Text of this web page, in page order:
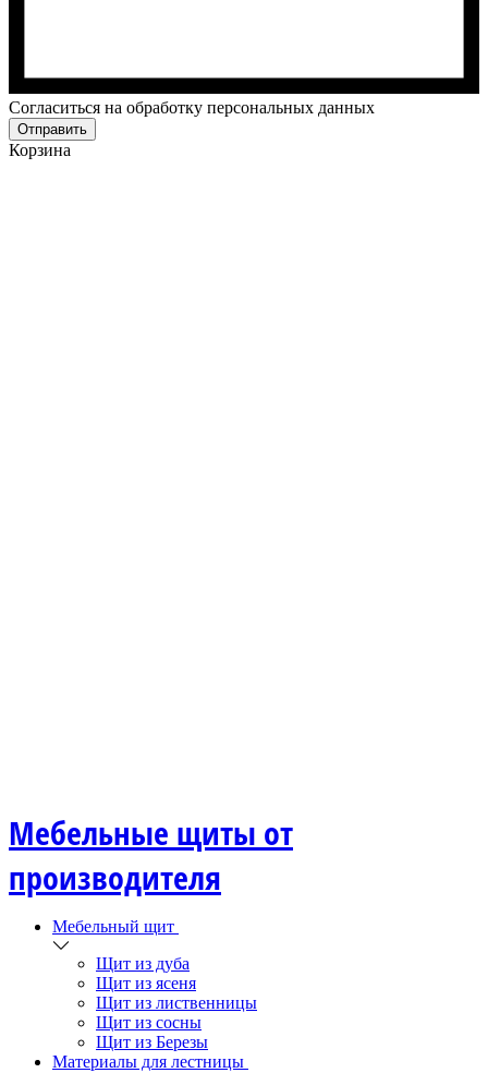
Cогласиться на обработку персональных данных
Отправить
Корзина
Мебельные щиты от
производителя
Мебельный щит
Щит из дуба
Щит из ясеня
Щит из лиственницы
Щит из сосны
Щит из Березы
Материалы для лестницы